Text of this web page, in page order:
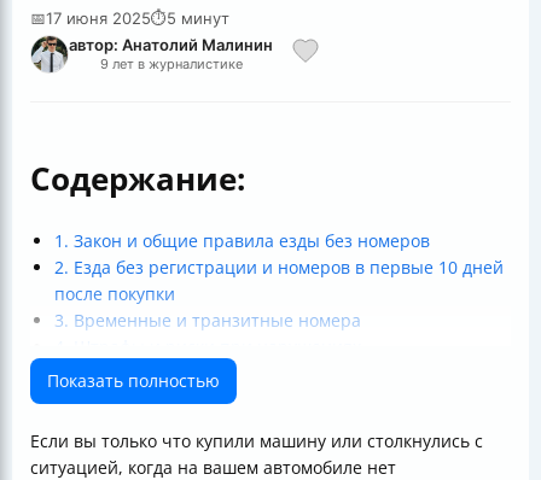
📅17 июня 2025⏱5 минут
автор: Анатолий Малинин
9 лет в журналистике
Содержание:
1. Закон и общие правила езды без номеров
2. Езда без регистрации и номеров в первые 10 дней
после покупки
3. Временные и транзитные номера
5. Потеря, кража или повреждение номеров
6. Как избежать проблем с номерами и штрафами?
Показать полностью
Если вы только что купили машину или столкнулись с
ситуацией, когда на вашем автомобиле нет